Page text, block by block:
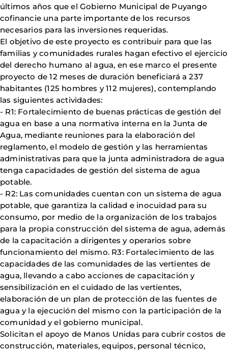
últimos años que el Gobierno Municipal de Puyango
cofinancie una parte importante de los recursos
necesarios para las inversiones requeridas.
El objetivo de este proyecto es contribuir para que las
familias y comunidades rurales hagan efectivo el ejercicio
del derecho humano al agua, en ese marco el presente
proyecto de 12 meses de duración beneficiará a 237
habitantes (125 hombres y 112 mujeres), contemplando
las siguientes actividades:
- R1: Fortalecimiento de buenas prácticas de gestión del
agua en base a una normativa interna en la Junta de
Agua, mediante reuniones para la elaboración del
reglamento, el modelo de gestión y las herramientas
administrativas para que la junta administradora de agua
tenga capacidades de gestión del sistema de agua
potable.
- R2: Las comunidades cuentan con un sistema de agua
potable, que garantiza la calidad e inocuidad para su
consumo, por medio de la organización de los trabajos
para la propia construcción del sistema de agua, además
de la capacitación a dirigentes y operarios sobre
funcionamiento del mismo. R3: Fortalecimiento de las
capacidades de las comunidades de las vertientes de
agua, llevando a cabo acciones de capacitación y
sensibilización en el cuidado de las vertientes,
elaboración de un plan de protección de las fuentes de
agua y la ejecución del mismo con la participación de la
comunidad y el gobierno municipal.
Solicitan el apoyo de Manos Unidas para cubrir costos de
construcción, materiales, equipos, personal técnico,